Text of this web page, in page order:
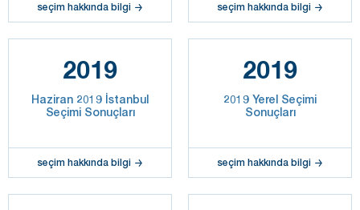
seçim hakkında bilgi seçim hakkında bilgi
2019
Haziran 2019 İstanbul
Seçimi Sonuçları
seçim hakkında bilgi
2019
2019 Yerel Seçimi
Sonuçları
seçim hakkında bilgi